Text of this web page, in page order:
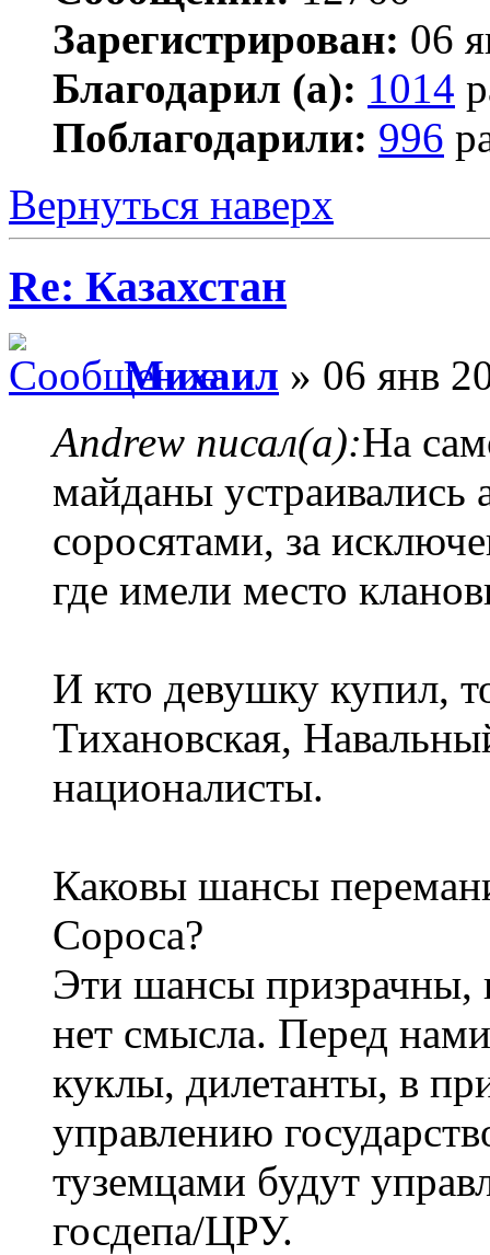
Зарегистрирован: 06
Благодарил (а): 1014
Поблагодарили: 996
Вернуться наверх
Re: Казахстан
Михаил » 06 янв
Andrew писал(а):На
майданы устраивались
соросятами, за
где имели место
И кто девушку купил,
Тихановская,
националисты.
Каковы шансы
Сороса?
Эти шансы призрачны,
нет смысла. Перед
куклы, дилетанты, в
управлению
туземцами будут
госдепа/ЦРУ.